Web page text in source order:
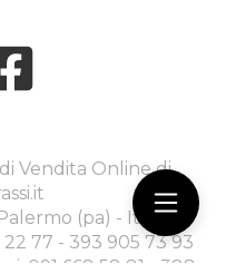
Vendita Online di
(pa) - Italia -
22 77 - 393 905 73 93